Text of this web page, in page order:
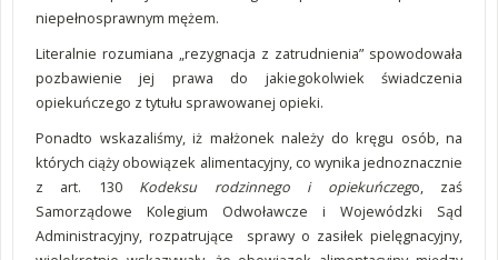
niepełnosprawnym mężem.
Literalnie rozumiana „rezygnacja z zatrudnienia” spowodowała
pozbawienie jej prawa do jakiegokolwiek świadczenia
opiekuńczego z tytułu sprawowanej opieki.
Ponadto wskazaliśmy, iż małżonek należy do kręgu osób, na
których ciąży obowiązek alimentacyjny, co wynika jednoznacznie
z art. 130 Kodeksu rodzinnego i opiekuńczego, zaś
Samorządowe Kolegium Odwoławcze i Wojewódzki Sąd
Administracyjny, rozpatrujące sprawy o zasiłek pielęgnacyjny,